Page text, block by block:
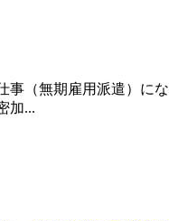
事（無期雇用派遣）に
加...